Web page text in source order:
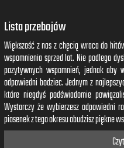
Lista przebojów
Większość z nas z chęcią wraca do
wspomnienia sprzed lat. Nie podlega
pozytywnych wspomnień, jednak
odpowiedni bodziec. Jednym z
które niegdyś podświadomie
Wystarczy że wybierzesz odpowiedni
piosenek z tego okresu obudzisz piękne